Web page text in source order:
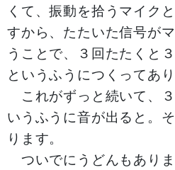
くて、振動を拾うマイク
すから、たたいた信号が
うことで、３回たたくと
というふうにつくってあり
これがずっと続いて、
いうふうに音が出ると。
ります。
ついでにうどんもあり